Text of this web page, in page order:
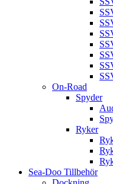
On-Road
Spyder
Ryker
Sea-Doo Tillbehör